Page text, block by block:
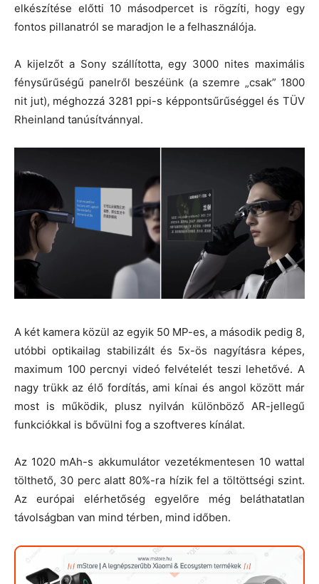
elkészítése előtti 10 másodpercet is rögzíti, hogy egy
fontos pillanatról se maradjon le a felhasználója.
A kijelzőt a Sony szállította, egy 3000 nites maximális
fénysűrűségű panelről beszéünk (a szemre „csak” 1800
nit jut), méghozzá 3281 ppi-s képpontsűrűséggel és TÜV
Rheinland tanúsítvánnyal.
A két kamera közül az egyik 50 MP-es, a második pedig 8,
utóbbi optikailag stabilizált és 5x-ös nagyításra képes,
maximum 100 percnyi videó felvételét teszi lehetővé. A
nagy trükk az élő fordítás, ami kínai és angol között már
most is működik, plusz nyilván különböző AR-jellegű
funkciókkal is bővülni fog a szoftveres kínálat.
Az 1020 mAh-s akkumulátor vezetékmentesen 10 wattal
tölthető, 30 perc alatt 80%-ra hízik fel a töltöttségi szint.
Az európai elérhetőség egyelőre még beláthatatlan
távolságban van mind térben, mind időben.